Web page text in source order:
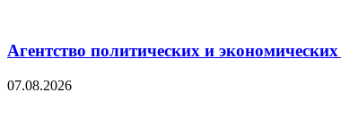
Агентство политических и
07.08.2026